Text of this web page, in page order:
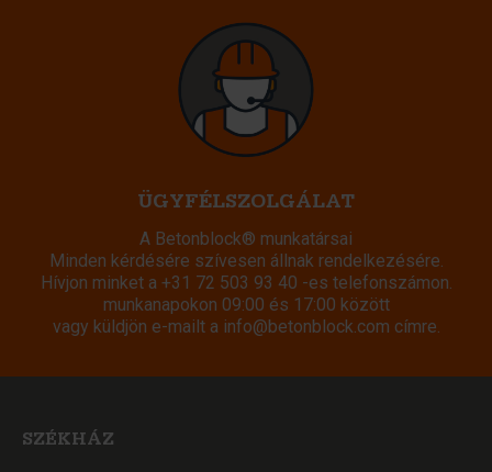
ÜGYFÉLSZOLGÁLAT
A Betonblock® munkatársai
Minden kérdésére szívesen állnak rendelkezésére.
Hívjon minket a +31 72 503 93 40 -es telefonszámon.
munkanapokon 09:00 és 17:00 között
vagy küldjön e-mailt a info@betonblock.com címre.
SZÉKHÁZ